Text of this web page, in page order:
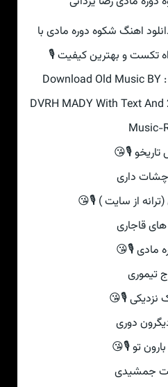
اهنگ شکوه دوره مادی با
تکست و بهترین کیفیت 🎙
Download Old Music BY
DVRH MADY With Text
Music-
🎙😘
داری
از سایت ) 🎙😘
قاجاری
مادی 🎙😘
تیموری
نزدیکی 🎙😘
دوری
تو 🎙😘
جمشیدی